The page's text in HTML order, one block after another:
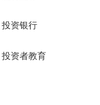
投资银行
投资者教育